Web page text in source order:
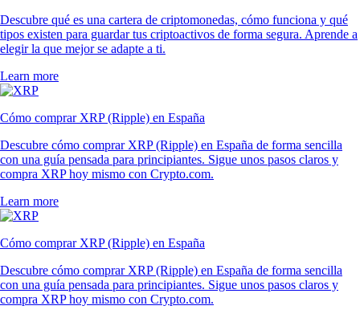
Descubre qué es una cartera de criptomonedas, cómo funciona y qué
tipos existen para guardar tus criptoactivos de forma segura. Aprende a
elegir la que mejor se adapte a ti.
Learn more
Cómo comprar XRP (Ripple) en España
Descubre cómo comprar XRP (Ripple) en España de forma sencilla
con una guía pensada para principiantes. Sigue unos pasos claros y
compra XRP hoy mismo con Crypto.com.
Learn more
Cómo comprar XRP (Ripple) en España
Descubre cómo comprar XRP (Ripple) en España de forma sencilla
con una guía pensada para principiantes. Sigue unos pasos claros y
compra XRP hoy mismo con Crypto.com.